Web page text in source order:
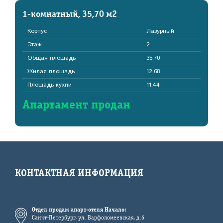
1-комнатный, 35,70 м2
Корпус
Лазурный
Этаж
2
Общая площадь
35,70
Жилая площадь
12.68
Площадь кухни
11.44
Апартамент продан
КОНТАКТНАЯ ИНФОРМАЦИЯ
Отдел продаж апарт-отеля Начало:
Санкт-Петербург, ул. Варфоломеевская, д.6